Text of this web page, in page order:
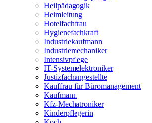
Heilpädagogik
Heimleitung
Hotelfachfrau
Hygienefachkraft
Industriekaufmann
Industriemechaniker
Intensivpflege
IT-Systemelektroniker
Justizfachangestellte
Kauffrau für Büromanagement
Kaufmann
Kfz-Mechatroniker
Kinderpflegerin